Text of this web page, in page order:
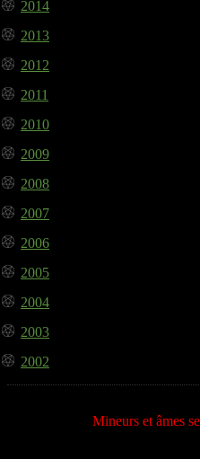
2014
2013
2012
2011
2010
2009
2008
2007
2006
2005
2004
2003
2002
Mineurs et âmes